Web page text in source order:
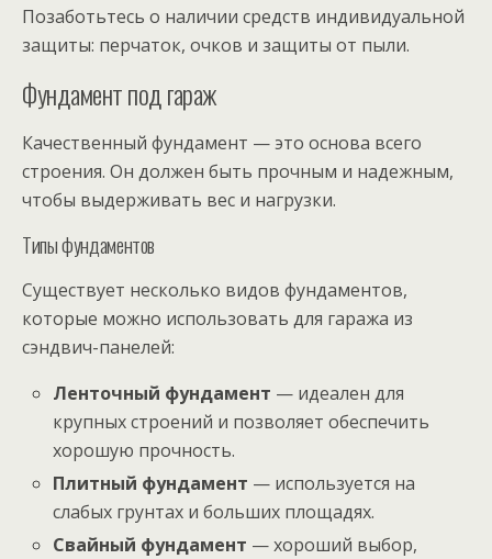
Позаботьтесь о наличии средств индивидуальной
защиты: перчаток, очков и защиты от пыли.
Фундамент под гараж
Качественный фундамент — это основа всего
строения. Он должен быть прочным и надежным,
чтобы выдерживать вес и нагрузки.
Типы фундаментов
Существует несколько видов фундаментов,
которые можно использовать для гаража из
сэндвич-панелей:
Ленточный фундамент — идеален для
крупных строений и позволяет обеспечить
хорошую прочность.
Плитный фундамент — используется на
слабых грунтах и больших площадях.
Свайный фундамент — хороший выбор,